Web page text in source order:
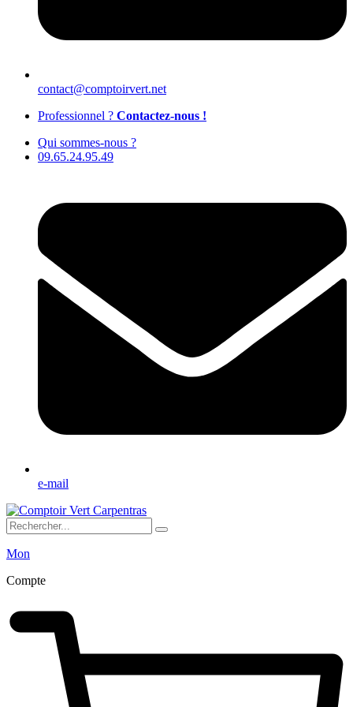
contact@comptoirvert.net
Professionnel ? Contactez-nous !
Qui sommes-nous ?
09.65.24.95.49
e-mail
Mon
Compte